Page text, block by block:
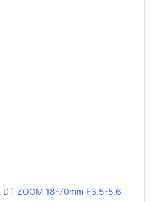
DT ZOOM 18-70mm F3.5-5.6